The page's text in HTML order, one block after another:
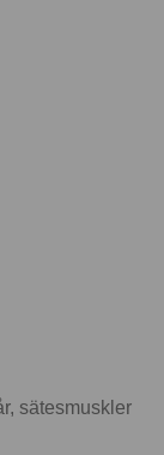
sätesmuskler